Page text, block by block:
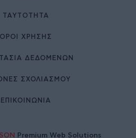
ΤΑΥΤΌΤΗΤΑ
ΌΡΟΙ ΧΡΉΣΗΣ
ΔΕΔΟΜΕΝΩΝ
ΣΧΟΛΙΑΣΜΟΥ
ΕΠΙΚΟΙΝΩΝΊΑ
Premium Web Solutions